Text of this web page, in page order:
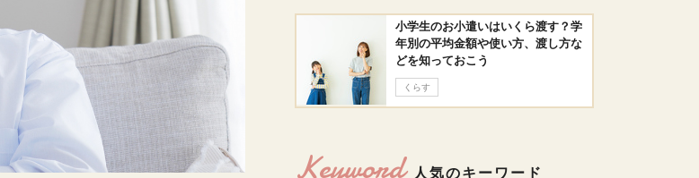
小学生のお小遣いはいくら渡す？学
年別の平均金額や使い方、渡し方な
どを知っておこう
くらす
Keyword 人気のキーワード